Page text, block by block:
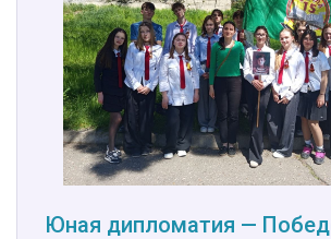
Юная дипломатия —